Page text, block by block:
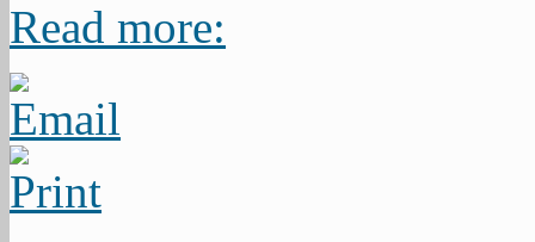
Read more: